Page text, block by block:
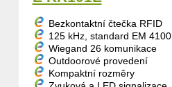
Bezkontaktní čtečka RFID
125 kHz, standard EM 4100
Wiegand 26 komunikace
Outdoorové provedení
Kompaktní rozměry